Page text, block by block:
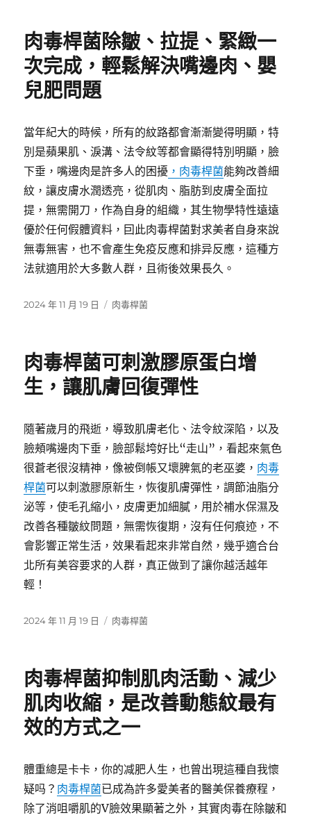
肉毒桿菌除皺、拉提、緊緻一
次完成，輕鬆解決嘴邊肉、嬰
兒肥問題
當年紀大的時候，所有的紋路都會漸漸變得明顯，特
別是蘋果肌、淚溝、法令紋等都會顯得特別明顯，臉
下垂，嘴邊肉是許多人的困擾 ，肉毒桿菌能夠改善細
紋，讓皮膚水潤透亮，從肌肉、脂肪到皮膚全面拉
提，無需開刀，作為自身的組織，其生物學特性遠遠
優於任何假體資料，囙此肉毒桿菌對求美者自身來說
無毒無害，也不會產生免疫反應和排异反應，這種方
法就適用於大多數人群，且術後效果長久。
發
2024 年 11 月 19 日
分
肉毒桿菌
肉毒桿菌可刺激膠原蛋白增
生，讓肌膚回復彈性
隨著歲月的飛逝，導致肌膚老化、法令紋深陷，以及
臉頰嘴邊肉下垂，臉部鬆垮好比“走山”，看起來氣色
很蒼老很沒精神，像被倒帳又壞脾氣的老巫婆， 肉毒
桿菌可以刺激膠原新生，恢復肌膚彈性，調節油脂分
泌等，使毛孔縮小，皮膚更加細膩，用於補水保濕及
改善各種皺紋問題，無需恢復期，沒有任何痕迹，不
會影響正常生活，效果看起來非常自然，幾乎適合台
北所有美容要求的人群，真正做到了讓你越活越年
輕！
發
2024 年 11 月 19 日
分
肉毒桿菌
肉毒桿菌抑制肌肉活動、減少
肌肉收縮，是改善動態紋最有
效的方式之一
體重總是卡卡，你的减肥人生，也曾出現這種自我懷
疑吗？ 肉毒桿菌已成為許多愛美者的醫美保養療程，
除了消咀嚼肌的V臉效果顯著之外，其實肉毒在除皺和